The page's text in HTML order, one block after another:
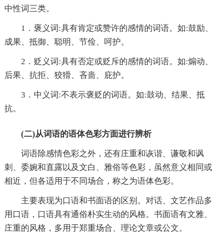
中性词三类。
1．褒义词:具有肯定或赞许的感情的词语。如:鼓励、
成果、抵御、聪明、节俭、呵护。
2．贬义词:具有否定或贬斥的感情的词语。如:煽动、
后果、抗拒、狡猾、吝啬、庇护。
3．中义词:不表示褒贬的词语。如:鼓动、结果、抵
抗。
(二)从词语的语体色彩方面进行辨析
词语除感情色彩之外，还有庄重和诙谐、谦敬和讽
刺、委婉和直露以及文白、雅俗等色彩，虽然意义相同或
相近，但各适用于不同场合，称之为语体色彩。
主要表现为口语和书面语的区别。对话、文艺作品多
用口语，口语具有通俗朴实生动的风格。书面语有文雅、
庄重的风格，多用于郑重场合、理论文章或公文。